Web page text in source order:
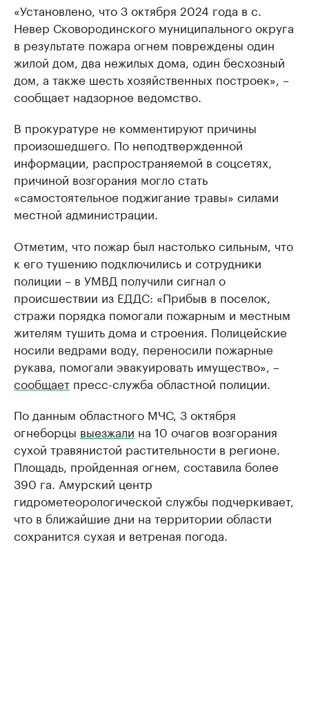
«Установлено, что 3 октября 2024 года в с.
Невер Сковородинского муниципального округа
в результате пожара огнем повреждены один
жилой дом, два нежилых дома, один бесхозный
дом, а также шесть хозяйственных построек», –
сообщает надзорное ведомство.
В прокуратуре не комментируют причины
произошедшего. По неподтвержденной
информации, распространяемой в соцсетях,
причиной возгорания могло стать
«самостоятельное поджигание травы» силами
местной администрации.
Отметим, что пожар был настолько сильным, что
к его тушению подключились и сотрудники
полиции – в УМВД получили сигнал о
происшествии из ЕДДС: «Прибыв в поселок,
стражи порядка помогали пожарным и местным
жителям тушить дома и строения. Полицейские
носили ведрами воду, переносили пожарные
рукава, помогали эвакуировать имущество», –
сообщает пресс-служба областной полиции.
По данным областного МЧС, 3 октября
огнеборцы выезжали на 10 очагов возгорания
сухой травянистой растительности в регионе.
Площадь, пройденная огнем, составила более
390 га. Амурский центр
гидрометеорологической службы подчеркивает,
что в ближайшие дни на территории области
сохранится сухая и ветреная погода.